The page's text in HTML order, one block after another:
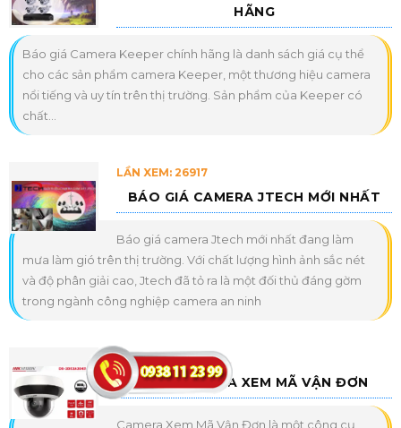
HÃNG
Báo giá Camera Keeper chính hãng là danh sách giá cụ thể
cho các sản phẩm camera Keeper, một thương hiệu camera
nổi tiếng và uy tín trên thị trường. Sản phẩm của Keeper có
chất...
LẦN XEM: 26917
BÁO GIÁ CAMERA JTECH MỚI NHẤT
Báo giá camera Jtech mới nhất đang làm
mưa làm gió trên thị trường. Với chất lượng hình ảnh sắc nét
và độ phân giải cao, Jtech đã tỏ ra là một đối thủ đáng gờm
trong ngành công nghiệp camera an ninh
LẦN XEM: 21751
MẪU CAMERA XEM MÃ VẬN ĐƠN
Camera Xem Mã Vận Đơn là một công cụ